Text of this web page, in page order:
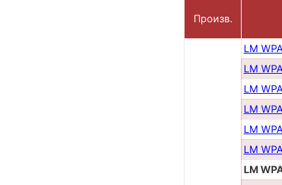
Произв.
LM
LM
LM
LM
LM
LM
LM